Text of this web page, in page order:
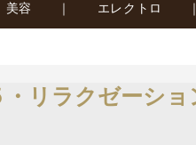
美容 ｜ エレクトロ
リラクゼーショ